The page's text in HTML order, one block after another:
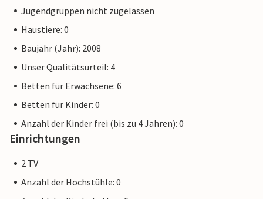
Jugendgruppen nicht zugelassen
Haustiere: 0
Baujahr (Jahr): 2008
Unser Qualitätsurteil: 4
Betten für Erwachsene: 6
Betten für Kinder: 0
Anzahl der Kinder frei (bis zu 4 Jahren): 0
Einrichtungen
2 TV
Anzahl der Hochstühle: 0